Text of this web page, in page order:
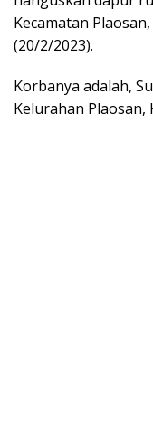
Kecamatan
(20/2/2023).
Korbanya adalah,
Kelurahan Plaosan,